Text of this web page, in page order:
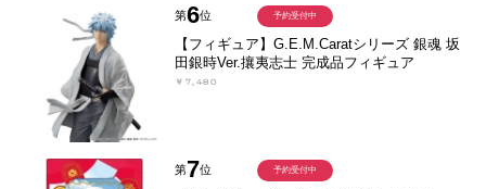
第6位
【フィギュア】G.E.M.Caratシリーズ 銀魂 坂
田銀時Ver.攘夷志士 完成品フィギュア
￥7,480
予約受付中
第7位 予約受付中